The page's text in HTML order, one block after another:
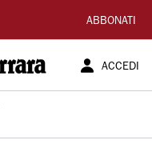
ABBONATI
ACCEDI